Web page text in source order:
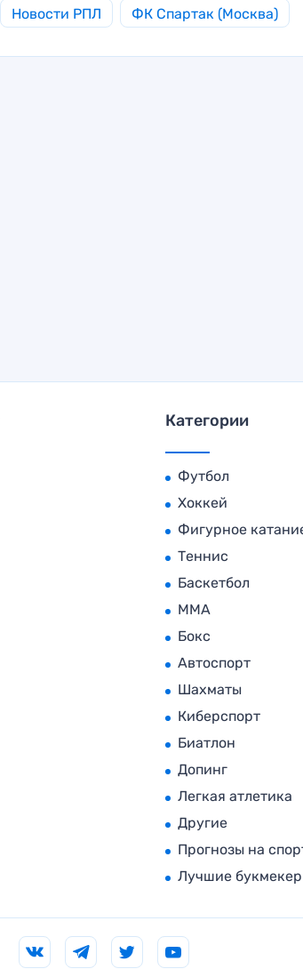
Новости РПЛ ФК Спартак (Москва)
Категории
Футбол
Хоккей
Фигурное
Теннис
Баскетбол
MMA
Бокс
Автоспорт
Шахматы
Киберспорт
Биатлон
Допинг
Легкая атлетика
Другие
Прогнозы на
Лучшие